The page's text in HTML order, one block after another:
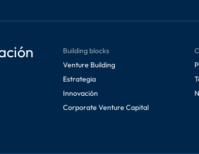
Building blocks
Venture Building
Estrategia
Innovación
Corporate Venture Capital